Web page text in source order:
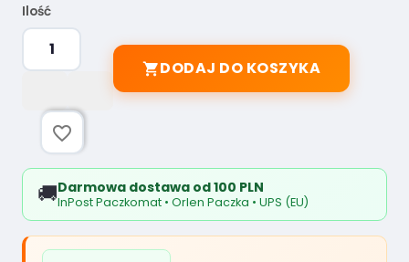
Ilość
DODAJ DO KOSZYKA
favorite_border
🚚Darmowa dostawa od 100 PLN
InPost Paczkomat • Orlen Paczka • UPS (EU)